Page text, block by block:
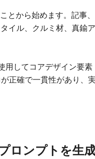
とから始めます。記事、
イル、クルミ材、真鍮ア
用してコアデザイン要素
正確で一貫性があり、
ロンプトを生